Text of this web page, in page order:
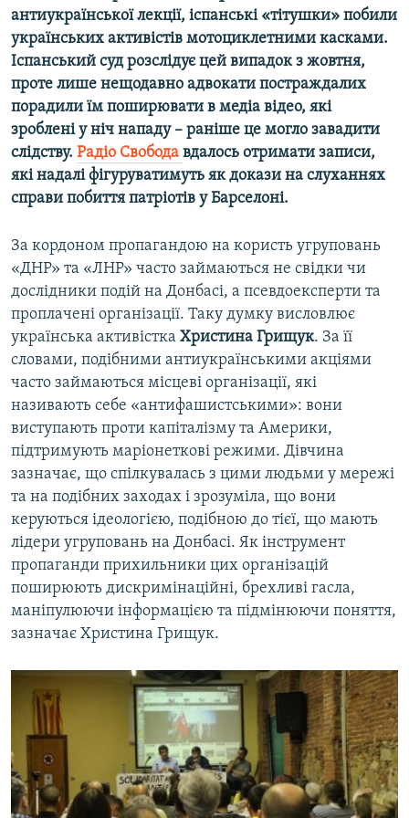
антиукраїнської лекції, іспанські «тітушки» побили
українських активістів мотоциклетними касками.
Іспанський суд розслідує цей випадок з жовтня,
проте лише нещодавно адвокати постраждалих
порадили їм поширювати в медіа відео, які
зроблені у ніч нападу – раніше це могло завадити
слідству. Радіо Свобода вдалось отримати записи,
які надалі фігуруватимуть як докази на слуханнях
справи побиття патріотів у Барселоні.
За кордоном пропагандою на користь угруповань
«ДНР» та «ЛНР» часто займаються не свідки чи
дослідники подій на Донбасі, а псевдоексперти та
проплачені організації. Таку думку висловлює
українська активістка Христина Грищук. За її
словами, подібними антиукраїнськими акціями
часто займаються місцеві організації, які
називають себе «антифашистськими»: вони
виступають проти капіталізму та Америки,
підтримують маріонеткові режими. Дівчина
зазначає, що спілкувалась з цими людьми у мережі
та на подібних заходах і зрозуміла, що вони
керуються ідеологією, подібною до тієї, що мають
лідери угруповань на Донбасі. Як інструмент
пропаганди прихильники цих організацій
поширюють дискримінаційні, брехливі гасла,
маніпулюючи інформацією та підмінюючи поняття,
зазначає Христина Грищук.